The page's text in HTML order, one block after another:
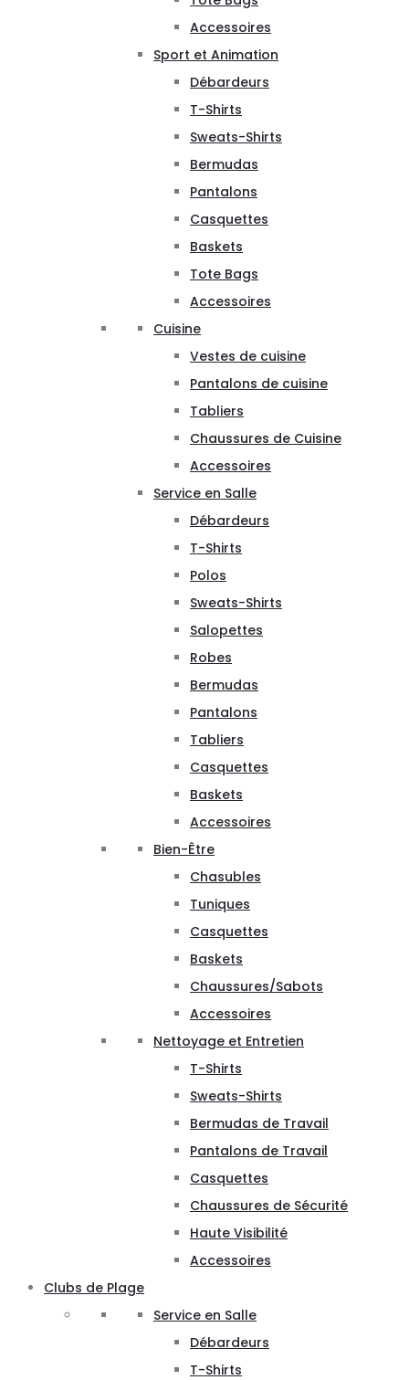
Accessoires
Sport et Animation
Débardeurs
T-Shirts
Sweats-Shirts
Bermudas
Pantalons
Casquettes
Baskets
Tote Bags
Accessoires
Cuisine
Vestes de cuisine
Pantalons de cuisine
Tabliers
Chaussures de Cuisine
Accessoires
Service en Salle
Débardeurs
T-Shirts
Polos
Sweats-Shirts
Salopettes
Robes
Bermudas
Pantalons
Tabliers
Casquettes
Baskets
Accessoires
Bien-Être
Chasubles
Tuniques
Casquettes
Baskets
Chaussures/Sabots
Accessoires
Nettoyage et Entretien
T-Shirts
Sweats-Shirts
Bermudas de Travail
Pantalons de Travail
Casquettes
Chaussures de Sécurité
Haute Visibilité
Accessoires
Clubs de Plage
Service en Salle
Débardeurs
T-Shirts